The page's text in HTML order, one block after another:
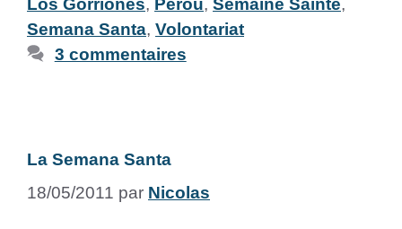
Los Gorriones, Pérou, Semaine Sainte,
Semana Santa, Volontariat
3 commentaires
La Semana Santa
18/05/2011 par Nicolas